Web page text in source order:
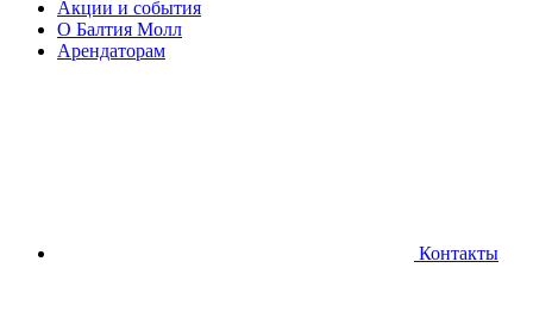
Акции и события
О Балтия Молл
Арендаторам
Контакты